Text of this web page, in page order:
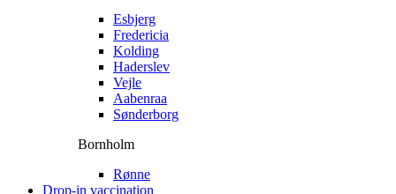
Esbjerg
Fredericia
Kolding
Haderslev
Vejle
Aabenraa
Sønderborg
Bornholm
Rønne
Drop-in vaccination